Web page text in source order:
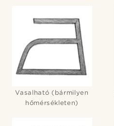
Vasalható (bármilyen
hőmérsékleten)